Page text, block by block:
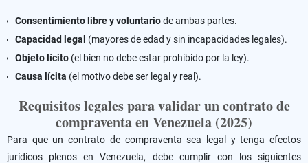
Consentimiento libre y voluntariode ambas partes.
Capacidad legal (mayores de edad y sin incapacidades legales).
Objeto lícito (el bien no debe estar prohibido por la ley).
Causa lícita (el motivo debe ser legal y real).
Requisitos legales para validar un contrato de
compraventa en Venezuela (2025)
Para que un contrato de compraventa sea legal y tenga efectos
jurídicos plenos en Venezuela, debe cumplir con los siguientes